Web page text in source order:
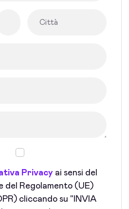
Privacyai sensi del
del Regolamento (UE)
cliccando su "INVIA